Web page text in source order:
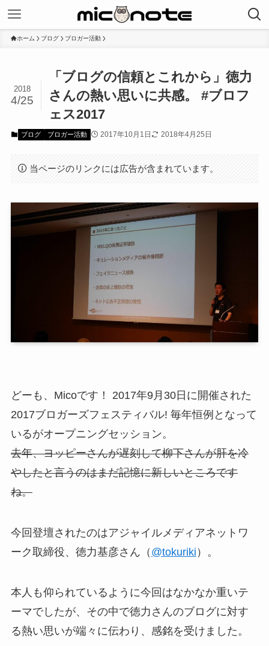
ホーム ブログ ブロガー活動
「ブログの信頼とこれから」徳力
さんの熱い思いに共感。 #ブロフ
ェス2017
2018
4/25
ブログ ブロガー活動 2017年10月1日 2018年4月25日
当ページのリンクには広告が含まれています。
どーも、Micoです！ 2017年9月30日に開催された
2017ブロガーズフェスティバル! 毎年恒例となって
いるがオープニングセッション。
去年、ヨッピーさんが遅刻して柳下さんが肝を冷
やしたと言うのはまだ記憶に新しいところです
ね。
今回登壇されたのはアジャイルメディアネットワ
ーク取締役、徳力基彦さん（ @tokuriki ）。
本人も仰られているように今回はなかなか重いテ
ーマでしたが、その中で徳力さんのブログに対す
る熱い思いが端々に伝わり、感銘を受けました。